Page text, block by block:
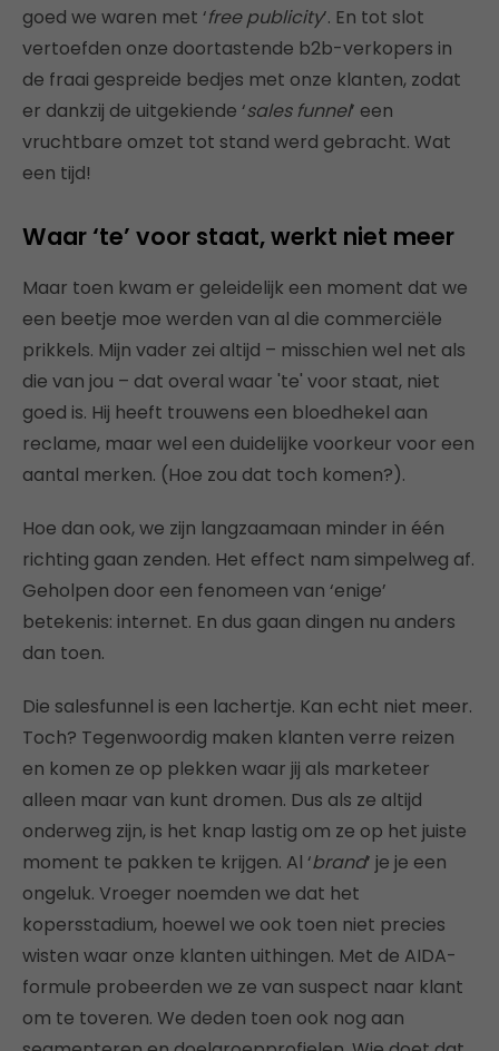
goed we waren met ‘free publicity’. En tot slot
vertoefden onze doortastende b2b-verkopers in
de fraai gespreide bedjes met onze klanten, zodat
er dankzij de uitgekiende ‘sales funnel’ een
vruchtbare omzet tot stand werd gebracht. Wat
een tijd!
Waar ‘te’ voor staat, werkt niet meer
Maar toen kwam er geleidelijk een moment dat we
een beetje moe werden van al die commerciële
prikkels. Mijn vader zei altijd – misschien wel net als
die van jou – dat overal waar 'te' voor staat, niet
goed is. Hij heeft trouwens een bloedhekel aan
reclame, maar wel een duidelijke voorkeur voor een
aantal merken. (Hoe zou dat toch komen?).
Hoe dan ook, we zijn langzaamaan minder in één
richting gaan zenden. Het effect nam simpelweg af.
Geholpen door een fenomeen van ‘enige’
betekenis: internet. En dus gaan dingen nu anders
dan toen.
Die salesfunnel is een lachertje. Kan echt niet meer.
Toch? Tegenwoordig maken klanten verre reizen
en komen ze op plekken waar jij als marketeer
alleen maar van kunt dromen. Dus als ze altijd
onderweg zijn, is het knap lastig om ze op het juiste
moment te pakken te krijgen. Al ‘brand’ je je een
ongeluk. Vroeger noemden we dat het
kopersstadium, hoewel we ook toen niet precies
wisten waar onze klanten uithingen. Met de AIDA-
formule probeerden we ze van suspect naar klant
om te toveren. We deden toen ook nog aan